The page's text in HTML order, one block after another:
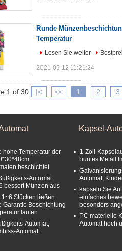
Runde
Temperatur
Lesen Sie weiter
2021-05-12 11:21:24
1 of 30 |< << 1 2 3
hohe Temperatur der
beschichtet
Automat
bessert Münzen aus
Stücken ließen
Garantie Beschichtung
laufen
Automat,
Automat
Kapsel-
1-Zoll-
buntes Metall
Automat,
kapseln Sie
einfaches
besonders
PC materielle
Automat hoch